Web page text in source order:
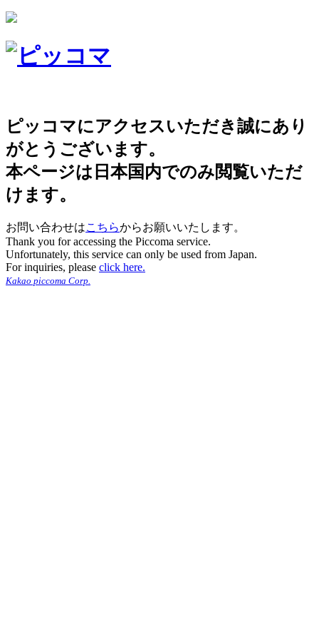
ピッコマにアクセスいただき誠にあり
がとうございます。
本ページは日本国内でのみ閲覧いただ
けます。
お問い合わせはこちらからお願いいたします。
Thank you for accessing the Piccoma service.
Unfortunately, this service can only be used from Japan.
For inquiries, please click here.
Kakao piccoma Corp.